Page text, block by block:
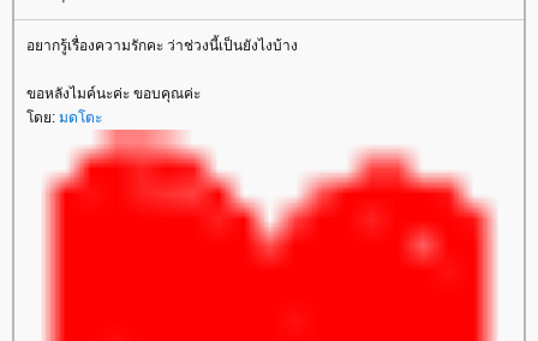
อยากรู้เรื่องความรักคะ ว่าช่วงนี้เป็นยังไงบ้าง
ขอหลังไมค์นะค่ะ ขอบคุณค่ะ
ดย: มดโตะ